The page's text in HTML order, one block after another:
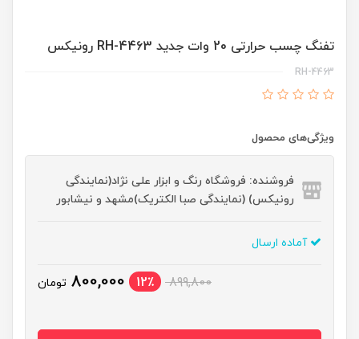
تفنگ چسب حرارتی 20 وات جدید RH-4463 رونیکس
RH-4463
ویژگی‌های محصول
فروشنده: فروشگاه رنگ و ابزار علی نژاد(نمایندگی
رونیکس) (نمایندگی صبا الکتریک)مشهد و نیشابور
آماده ارسال
899,800 12٪ 800,000 تومان